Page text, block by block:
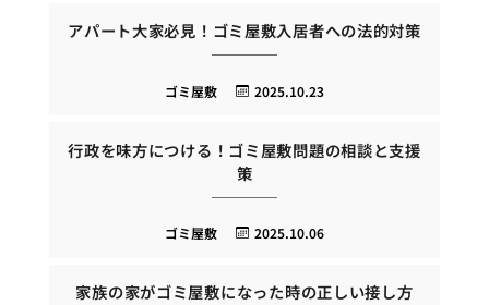
アパート大家必見！ゴミ屋敷入居者への法的対策
2025.10.23
ゴミ屋敷
行政を味方につける！ゴミ屋敷問題の相談と支援
策
2025.10.06
ゴミ屋敷
家族の家がゴミ屋敷になった時の正しい接し方